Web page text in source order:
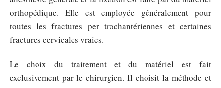
orthopédique. Elle est employée généralement pour
toutes les fractures per trochantériennes et certaines
fractures cervicales vraies.
Le choix du traitement et du matériel est fait
exclusivement par le chirurgien. Il choisit la méthode et